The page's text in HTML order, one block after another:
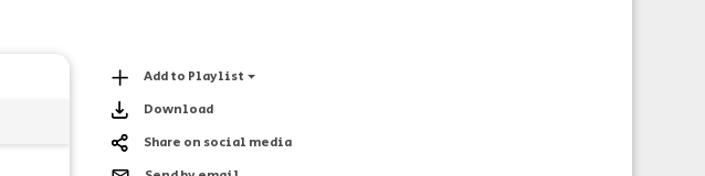
Add to Playlist
Download
Share on social media